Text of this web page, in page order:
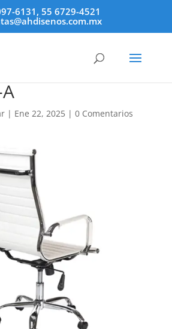
6131, 55 6729-4521
| Ene 22, 2025| 0 Comentarios